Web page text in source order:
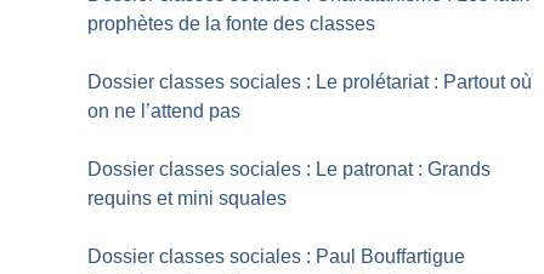
prophètes de la fonte des classes
Dossier classes sociales : Le prolétariat : Partout où
on ne l’attend pas
Dossier classes sociales : Le patronat : Grands
requins et mini squales
Dossier classes sociales : Paul Bouffartigue